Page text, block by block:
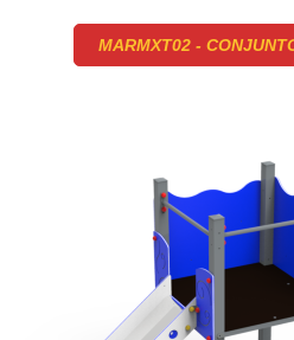
MARMXT02 -